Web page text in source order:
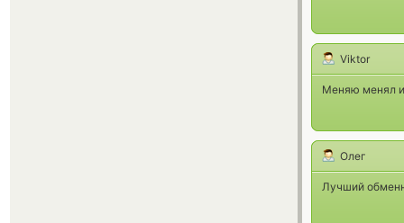
Viktor
Меняю менял
Олег
Лучший